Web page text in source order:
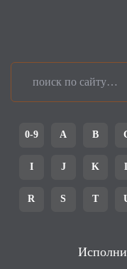
0-9 A B
I J K
R S T